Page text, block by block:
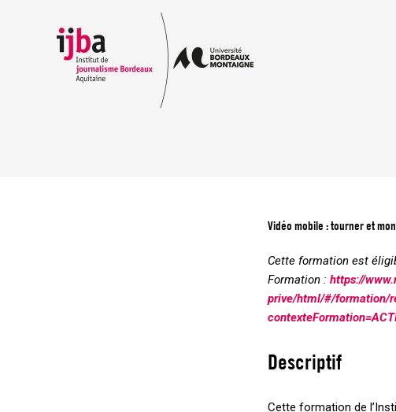
Vidéo mobile : tourner et
Cette formation est
Formation : https://
prive/html/#/formation/
Descriptif
Cette formation de